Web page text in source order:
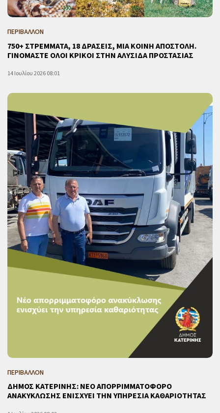
ΠΕΡΙΒΑΛΛΟΝ
750+ ΣΤΡΕΜΜΑΤΑ, 18 ΔΡΑΣΕΙΣ, ΜΙΑ ΚΟΙΝΗ ΑΠΟΣΤΟΛΗ.
ΓΙΝΟΜΑΣΤΕ ΟΛΟΙ ΚΡΙΚΟΙ ΣΤΗΝ ΑΛΥΣΙΔΑ ΠΡΟΣΤΑΣΙΑΣ
14 Ιουλίου 2026 08:01
ΠΕΡΙΒΑΛΛΟΝ
ΔΗΜΟΣ ΚΑΤΕΡΙΝΗΣ: ΝΕΟ ΑΠΟΡΡΙΜΜΑΤΟΦΟΡΟ
ΑΝΑΚΥΚΛΩΣΗΣ ΕΝΙΣΧΥΕΙ ΤΗΝ ΥΠΗΡΕΣΙΑ ΚΑΘΑΡΙΟΤΗΤΑΣ